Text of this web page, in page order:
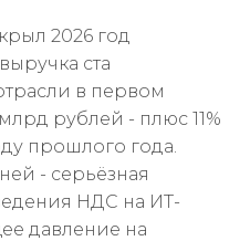
2026 год
ста
в первом
рублей - плюс 11%
прошлого года.
- серьёзная
НДС на ИТ-
давление на